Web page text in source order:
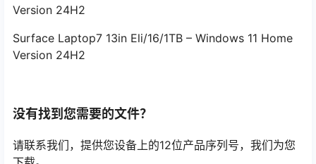
Version 24H2
Surface Laptop7 13in Eli/16/1TB – Windows 11 Home
Version 24H2
没有找到您需要的文件？
请联系我们，提供您设备上的12位产品序列号，我们为您